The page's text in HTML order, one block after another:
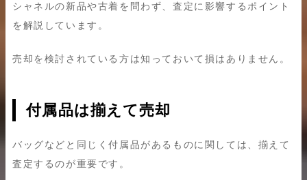
シャネルの新品や古着を問わず、査定に影響するポイント
を解説しています。
売却を検討されている方は知っておいて損はありません。
付属品は揃えて売却
バッグなどと同じく付属品があるものに関しては、揃えて
査定するのが重要です。